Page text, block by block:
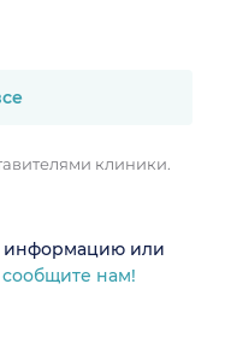
клиники.
информацию или
сообщите нам!